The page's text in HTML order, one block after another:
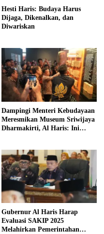
Hesti Haris: Budaya Harus
Dijaga, Dikenalkan, dan
Diwariskan
Dampingi Menteri Kebudayaan
Meresmikan Museum Sriwijaya
Dharmakirti, Al Haris: Ini
Gubernur Al Haris Harap
Evaluasi SAKIP 2025
Melahirkan Pemerintahan